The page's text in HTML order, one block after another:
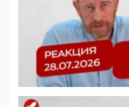
5G за счет здоровья
отобрать у регионов и
защищать жилые дома
05:58, 26 Мая 2026
Роскомнадзор
деструктивным и
07:39, 25 Мая 2026